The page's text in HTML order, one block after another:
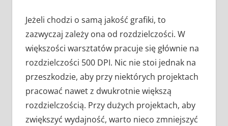
Jeżeli chodzi o samą jakość grafiki, to
zazwyczaj zależy ona od rozdzielczości. W
większości warsztatów pracuje się głównie na
rozdzielczości 500 DPI. Nic nie stoi jednak na
przeszkodzie, aby przy niektórych projektach
pracować nawet z dwukrotnie większą
rozdzielczością. Przy dużych projektach, aby
zwiększyć wydajność, warto nieco zmniejszyć